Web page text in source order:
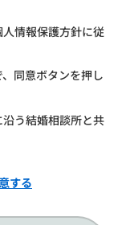
情報保護方針に従
同意ボタンを押し
う結婚相談所と共
する